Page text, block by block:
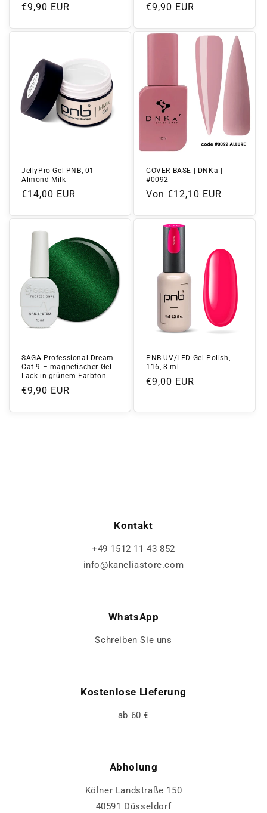
Normaler
€9,90 EUR
Normaler
€9,90 EUR
JellyPro Gel PNB, 01
Almond Milk
Normaler
€14,00 EUR
COVER BASE | DNKa |
#0092
Normaler
Von €12,10 EUR
SAGA Professional Dream
Cat 9 – magnetischer Gel-
Lack in grünem Farbton
Normaler
€9,90 EUR
PNB UV/LED Gel Polish,
116, 8 ml
Normaler
€9,00 EUR
Kontakt
+49 1512 11 43 852
info@kaneliastore.com
WhatsApp
Schreiben Sie uns
Kostenlose Lieferung
ab 60 €
Abholung
Kölner Landstraße 150
40591 Düsseldorf